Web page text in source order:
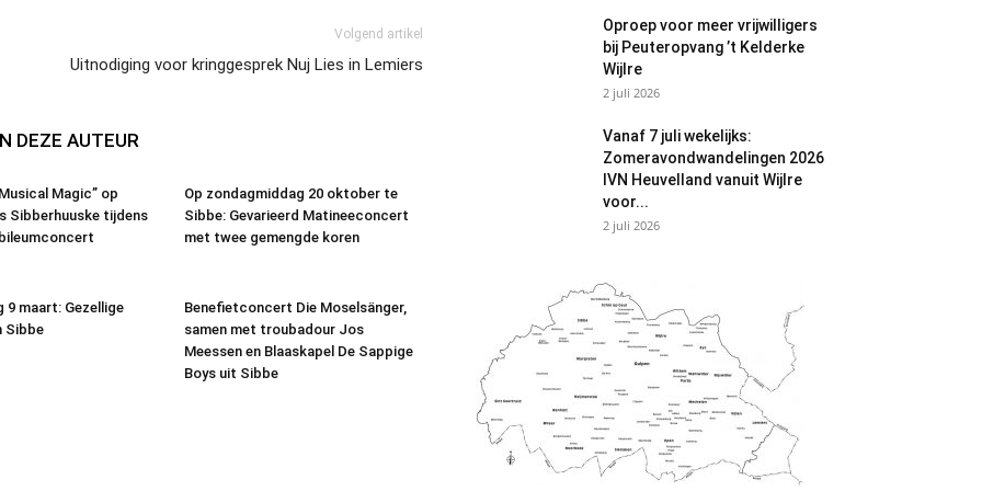
Volgend artikel
Uitnodiging voor kringgesprek Nuj Lies in Lemiers
DEZE AUTEUR
Magic” op
Sibberhuuske tijdens
Op zondagmiddag 20 oktober te
Sibbe: Gevarieerd Matineeconcert
met twee gemengde koren
9 maart: Gezellige
Sibbe
Benefietconcert Die Moselsänger,
samen met troubadour Jos
Meessen en Blaaskapel De Sappige
Boys uit Sibbe
Oproep voor meer vrijwilligers
bij Peuteropvang ’t Kelderke
Wijlre
2 juli 2026
Vanaf 7 juli wekelijks:
Zomeravondwandelingen 2026
IVN Heuvelland vanuit Wijlre
voor...
2 juli 2026